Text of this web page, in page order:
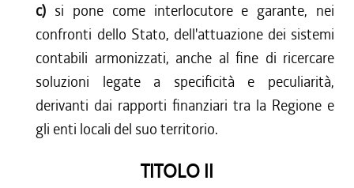
c) si pone come interlocutore e garante, nei
confronti dello Stato, dell'attuazione dei sistemi
contabili armonizzati, anche al fine di ricercare
soluzioni legate a specificità e peculiarità,
derivanti dai rapporti finanziari tra la Regione e
gli enti locali del suo territorio.
TITOLO II